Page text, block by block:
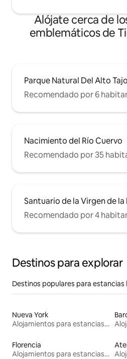
Alójate cerca de
emblemáticos de
Parque Natural Del Alto Tajo
Recomendado por 6
Nacimiento del Río Cuervo
Recomendado por 35
Santuario de la Virgen de la
Recomendado por 4
Destinos para explorar
Destinos populares para estancias
Nueva York
Alojamientos para estancias largas
Florencia
Alojamientos para estancias largas